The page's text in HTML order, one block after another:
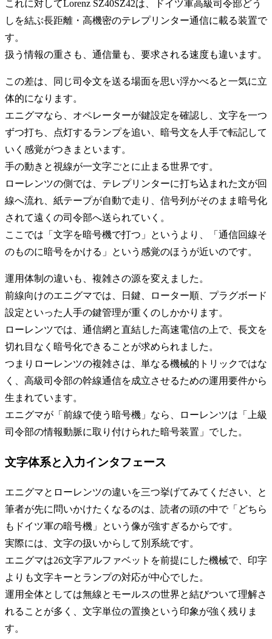
これに対してLorenz SZ40SZ42は、ドイツ軍高級司令部どう
しを結ぶ長距離・高機密のテレプリンター通信に載る装置で
す。
扱う情報の重さも、通信量も、要求される速度も違います。
この差は、同じ司令文を送る場面を思い浮かべると一気に立
体的になります。
エニグマなら、オペレーターが鍵設定を確認し、文字を一つ
ずつ打ち、点灯するランプを追い、暗号文を人手で転記して
いく感覚がつきまといます。
手の動きと視線が一文字ごとに止まる世界です。
ローレンツの側では、テレプリンターに打ち込まれた文が回
線へ流れ、紙テープが自動で走り、信号列がそのまま暗号化
されて遠くの司令部へ送られていく。
ここでは「文字を暗号機で打つ」というより、「通信回線そ
のものに暗号をかける」という感覚のほうが近いのです。
運用体制の違いも、複雑さの源を変えました。
前線向けのエニグマでは、日鍵、ローター順、プラグボード
設定といった人手の鍵管理が重くのしかかります。
ローレンツでは、通信網と直結した高速電信の上で、長文を
切れ目なく暗号化できることが求められました。
つまりローレンツの複雑さは、単なる機械的トリックではな
く、高級司令部の幹線通信を成立させるための運用要件から
生まれています。
エニグマが「前線で使う暗号機」なら、ローレンツは「上級
司令部の情報動脈に取り付けられた暗号装置」でした。
文字体系と入力インタフェース
エニグマとローレンツの違いを三つ挙げてみてください、と
筆者が先に問いかけたくなるのは、読者の頭の中で「どちら
もドイツ軍の暗号機」という像が強すぎるからです。
実際には、文字の扱いからして別系統です。
エニグマは26文字アルファベットを前提にした機械で、印字
よりも文字キーとランプの対応が中心でした。
運用全体としては無線とモールスの世界と結びついて理解さ
れることが多く、文字単位の置換という印象が強く残りま
す。